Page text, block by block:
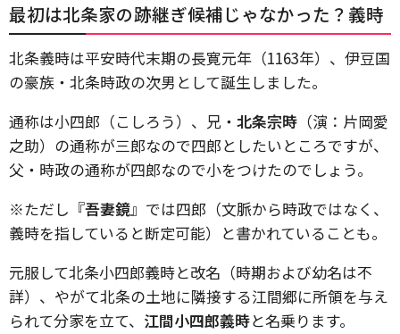
最初は北条家の跡継ぎ候補じゃなかった？義時
北条義時は平安時代末期の長寛元年（1163年）、伊豆国
の豪族・北条時政の次男として誕生しました。
通称は小四郎（こしろう）、兄・ 北条宗時 （演：片岡愛
之助）の通称が三郎なので四郎としたいところですが、
父・時政の通称が四郎なので小をつけたのでしょう。
※ただし『吾妻鏡』では四郎（文脈から時政ではなく、
義時を指していると断定可能）と書かれていることも。
元服して北条小四郎義時と改名（時期および幼名は不
詳）、やがて北条の土地に隣接する江間郷に所領を与え
られて分家を立て、 江間小四郎義時と名乗ります。